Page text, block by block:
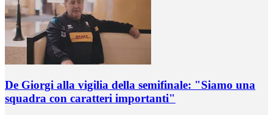
De Giorgi alla vigilia della semifinale: "Siamo una
squadra con caratteri importanti"